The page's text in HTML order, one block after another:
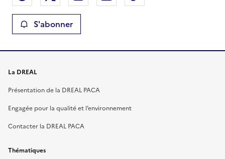
S'abonner
La DREAL
Présentation de la DREAL PACA
Engagée pour la qualité et l’environnement
Contacter la DREAL PACA
Thématiques